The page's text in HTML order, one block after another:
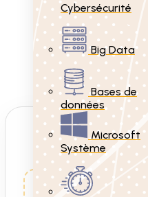
Cybersécurité
Big Data
Bases de
données
Microsoft
Système